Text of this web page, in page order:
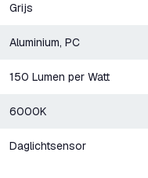
Grijs
Aluminium, PC
150 Lumen per Watt
6000K
Daglichtsensor